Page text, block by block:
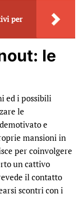
per
le
ed i possibili
le
e
mansioni in
per coinvolgere
un cattivo
il contatto
scontri con i